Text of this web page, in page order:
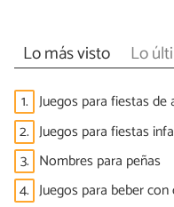
Lo más visto Lo
1. Juegos para fiestas de
2. Juegos para fiestas
3. Nombres para peñas
4. Juegos para beber con